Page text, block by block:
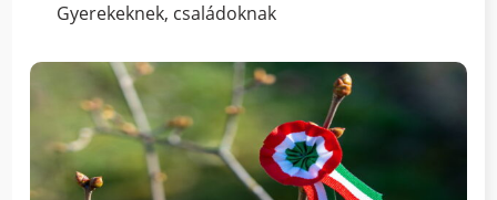
Gyerekeknek, családoknak